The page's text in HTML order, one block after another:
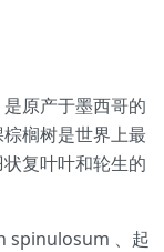
原产于墨西哥的
榈树是世界上最
复叶叶和轮生的
spinulosum 、起